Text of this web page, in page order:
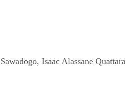
Isaac Alassane Quattara